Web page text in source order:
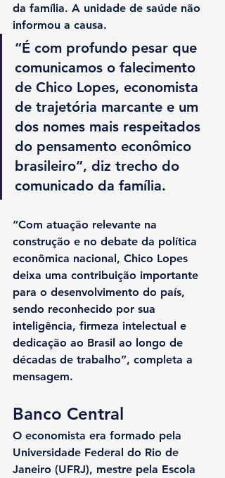
da família. A unidade de saúde não
informou a causa.
“É com profundo pesar que
comunicamos o falecimento
de Chico Lopes, economista
de trajetória marcante e um
dos nomes mais respeitados
do pensamento econômico
brasileiro”, diz trecho do
comunicado da família.
“Com atuação relevante na
construção e no debate da política
econômica nacional, Chico Lopes
deixa uma contribuição importante
para o desenvolvimento do país,
sendo reconhecido por sua
inteligência, firmeza intelectual e
dedicação ao Brasil ao longo de
décadas de trabalho”, completa a
mensagem.
Banco Central
O economista era formado pela
Universidade Federal do Rio de
Janeiro (UFRJ), mestre pela Escola